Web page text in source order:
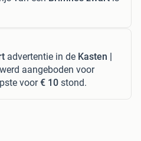
advertentie in de Kasten |
aangeboden voor
voor€ 10 stond.